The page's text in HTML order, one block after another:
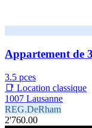
Appartement de
3.5 pces
📑 Location classique
1007 Lausanne
REG.DeRham
2'760.00